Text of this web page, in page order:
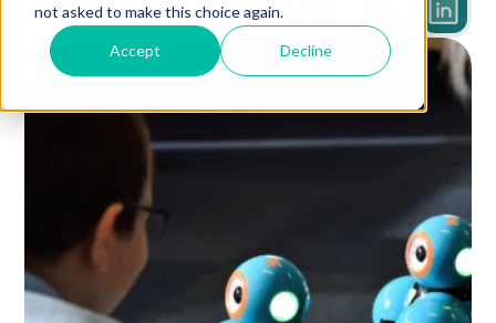
not asked to make this choice again.
Accept Decline
3 min